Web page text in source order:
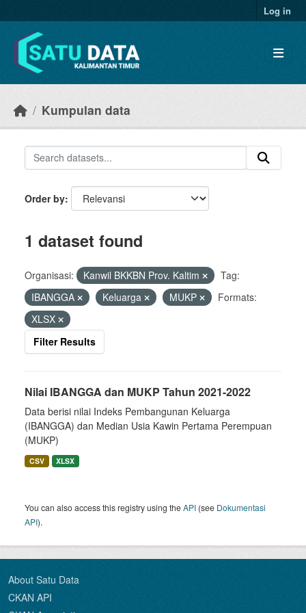
Log in
Kumpulan data
Order by
1 dataset found
Organisasi: Kanwil BKKBN Prov. Kaltim
Tag:
IBANGGA
Keluarga MUKP
Formats:
XLSX
Filter Results
Nilai IBANGGA dan MUKP Tahun 2021-2022
Data berisi nilai Indeks Pembangunan Keluarga
(IBANGGA) dan Median Usia Kawin Pertama Perempuan
(MUKP)
CSV XLSX
You can also access this registry using theAPI (see Dokumentasi
API).
About Satu Data
CKAN API